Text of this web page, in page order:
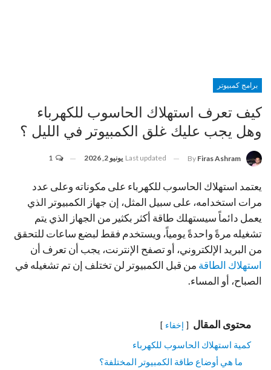
برامج كمبيوتر
كيف تعرف استهلاك الحاسوب للكهرباء
وهل يجب عليك غلق الكمبيوتر في الليل ؟
By Firas Ashram
Last updated يونيو 2, 2026
يعتمد استهلاك الحاسوب للكهرباء على مكوناته وعلى عدد
مرات استخدامه، على سبيل المثل، إن جهاز الكمبيوتر الذي
يعمل دائماً سيستهلك طاقة أكثر بكثير من الجهاز الذي يتم
تشغيله مرةً واحدةً يومياً، ويستخدم فقط لبضع ساعات للتحقق
من البريد الإلكتروني، أو تصفح الإنترنت، يجب أن تعرف أن
استهلاك الطاقة من قبل الكمبيوتر لن تختلف إن تم تشغيله في
الصباح، أو المساء.
محتوى المقال إخفاء
كمية استهلاك الحاسوب للكهرباء
ما هي أوضاع طاقة الكمبيوتر المختلفة؟